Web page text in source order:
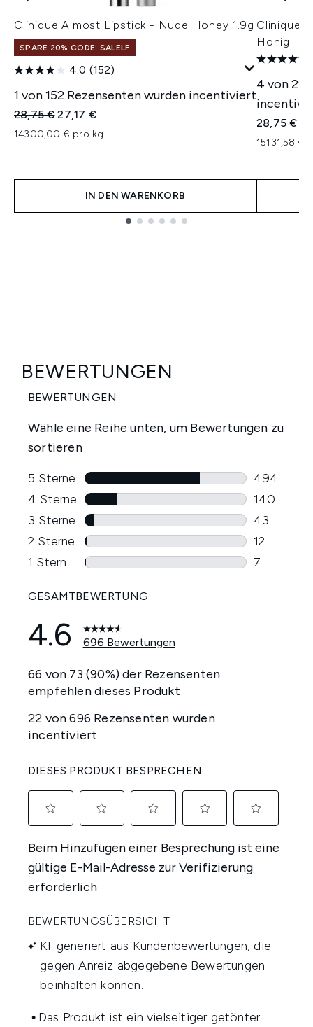
Clinique Almost Lipstick - Nude Honey 1.9g
SPARE 20% CODE: SALELF
4.0 (152)
1 von 152 Rezensenten wurden incentiviert
Unverbindliche Preisempfehlung:
28,75 €Aktueller Preis:
27,17 €
14300,00 € pro kg
IN DEN WARENKORB
Clinique
Honig
4 von
28,75 €
15131,58 €